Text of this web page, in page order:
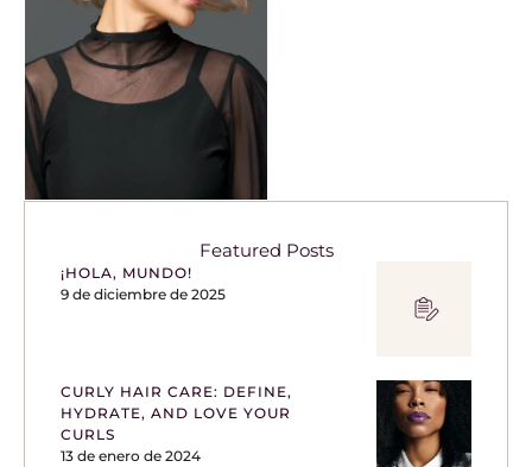
Featured Posts
¡HOLA, MUNDO!
9 de diciembre de 2025
CURLY HAIR CARE: DEFINE,
HYDRATE, AND LOVE YOUR
CURLS
13 de enero de 2024